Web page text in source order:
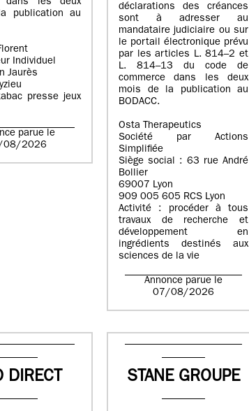
dans les deux
publication au
Individuel
Jaurès
presse jeux
parue le
08/2026
déclarations des créances
sont à adresser au
mandataire judiciaire ou sur
le portail électronique prévu
par les articles L. 814–2 et
L. 814–13 du code de
commerce dans les deux
mois de la publication au
BODACC.
Osta Therapeutics
Société par Actions
Simplifiée
Siège social : 63 rue André
Bollier
69007 Lyon
909 005 605 RCS Lyon
Activité : procéder à tous
travaux de recherche et
développement en
ingrédients destinés aux
sciences de la vie
Annonce parue le
07/08/2026
DIRECT STANE GROUPE